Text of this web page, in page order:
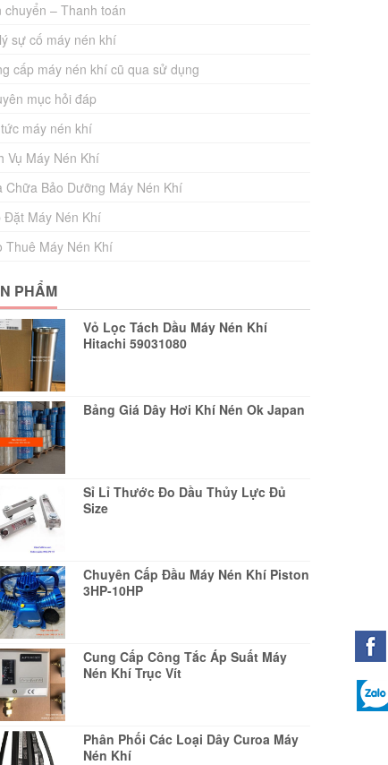
chuyển – Thanh toán
sự cố máy nén khí
cấp máy nén khí cũ qua sử dụng
mục hỏi đáp
máy nén khí
Vụ Máy Nén Khí
Chữa Bảo Dưỡng Máy Nén Khí
Đặt Máy Nén Khí
Thuê Máy Nén Khí
PHẨM
Vỏ Lọc Tách Dầu Máy Nén Khí
Hitachi 59031080
Bảng Giá Dây Hơi Khí Nén Ok Japan
Sỉ Lỉ Thước Đo Dầu Thủy Lực Đủ
Size
Chuyên Cấp Đầu Máy Nén Khí Piston
3HP-10HP
Cung Cấp Công Tắc Áp Suất Máy
Nén Khí Trục Vít
Phân Phối Các Loại Dây Curoa Máy
Nén Khí